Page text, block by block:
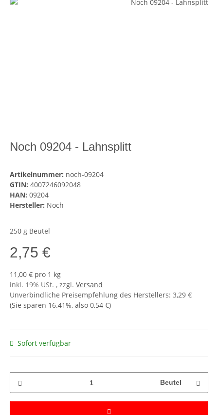
Noch 09204 - Lahnsplitt
Artikelnummer: noch-09204
GTIN: 4007246092048
HAN: 09204
Hersteller: Noch
250 g Beutel
2,75 €
11,00 € pro 1 kg
inkl. 19% USt. , zzgl.Versand
Unverbindliche Preisempfehlung des Herstellers:3,29 €
(Sie sparen 16.41%, also0,54 €)
Sofort verfügbar
Beutel